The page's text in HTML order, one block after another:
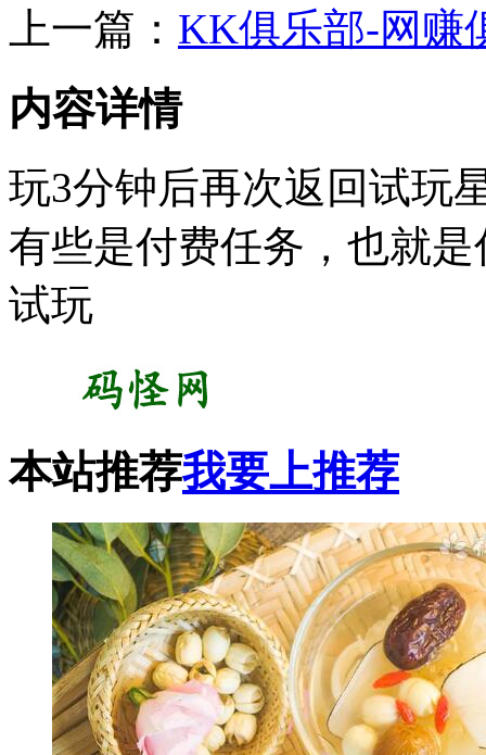
上一篇： KK俱乐部-网赚
内容详情
玩3分钟后再次返回试玩
有些是付费任务，也就
试玩
本站推荐我要上推荐